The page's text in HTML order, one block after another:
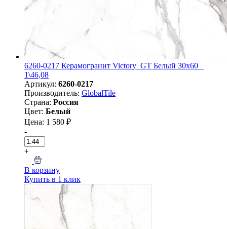
6260-0217 Керамогранит Victory_GT Белый 30x60 _
1\46,08
Артикул: 6260-0217
Производитель: GlobalTile
Страна: Россия
Цвет: Белый
Цена: 1 580 ₽
-
+
В корзину
Купить в 1 клик